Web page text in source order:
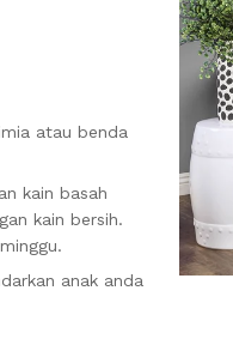
atau benda
kain basah
kain bersih.
anak anda